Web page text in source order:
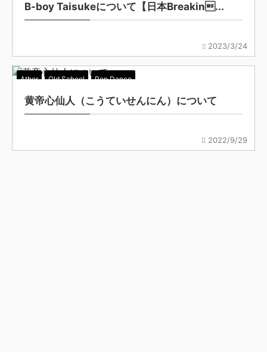
B-boy Taisukeについて【日本Breakin...
2023/3/24
Ather Old School Pop Dance
黄帝心仙人（こうていせんにん）について
2022/9/29